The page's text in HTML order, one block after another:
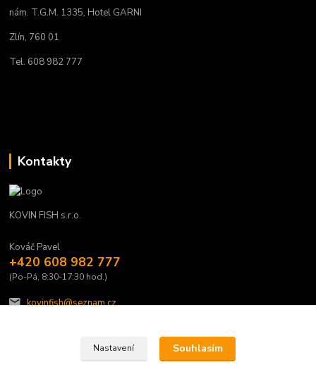
Nastavení Souhlasím
nám. T.G.M. 1335, Hotel GARNI
Zlín, 760 01
Tel. 608 982 777
Kontakty
KOVIN FISH s.r.o.
Kováč Pavel
+420 608 982 777
(Po-Pá, 8:30-17:30 hod.)
kovinfish@seznam.cz
Nastavení Souhlasím